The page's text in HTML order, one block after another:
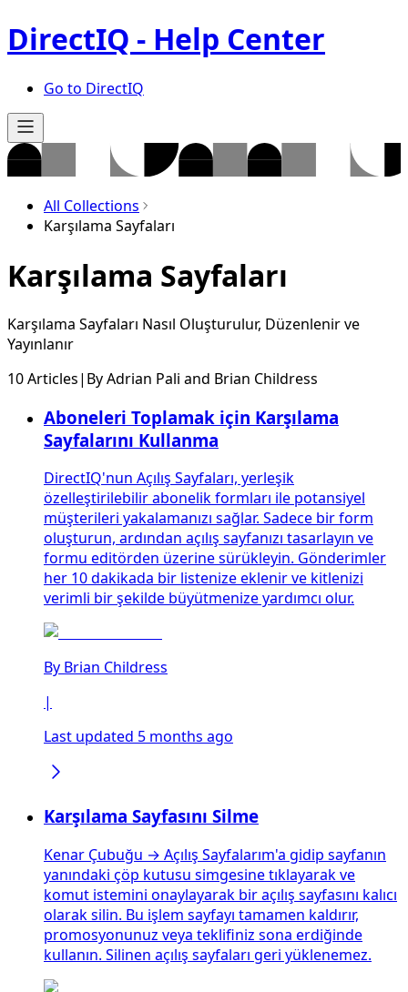
DirectIQ - Help Center
Go to DirectIQ
All Collections
Karşılama Sayfaları
Karşılama Sayfaları
Karşılama Sayfaları Nasıl Oluşturulur, Düzenlenir ve
Yayınlanır
10 Articles| ByAdrian Pali and Brian Childress
Aboneleri Toplamak için Karşılama
Sayfalarını Kullanma
DirectIQ'nun Açılış Sayfaları, yerleşik
özelleştirilebilir abonelik formları ile potansiyel
müşterileri yakalamanızı sağlar. Sadece bir form
oluşturun, ardından açılış sayfanızı tasarlayın ve
formu editörden üzerine sürükleyin. Gönderimler
her 10 dakikada bir listenize eklenir ve kitlenizi
verimli bir şekilde büyütmenize yardımcı olur.
By Brian Childress
|
Last updated 5 months ago
Karşılama Sayfasını Silme
Kenar Çubuğu → Açılış Sayfalarım'a gidip sayfanın
yanındaki çöp kutusu simgesine tıklayarak ve
komut istemini onaylayarak bir açılış sayfasını kalıcı
olarak silin. Bu işlem sayfayı tamamen kaldırır,
promosyonunuz veya teklifiniz sona erdiğinde
kullanın. Silinen açılış sayfaları geri yüklenemez.